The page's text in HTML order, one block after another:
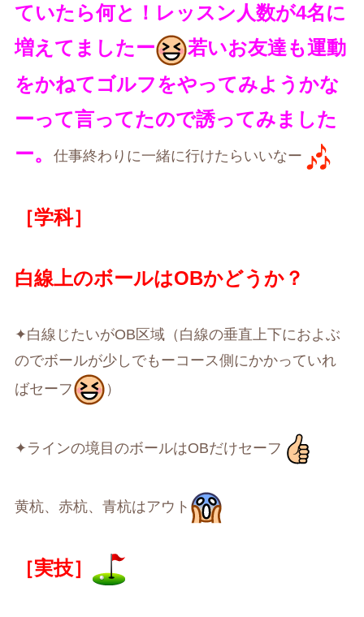
ていたら何と！レッスン人数が4名に
増えてましたー
若いお友達も運動
をかねてゴルフをやってみようかな
ーって言ってたので誘ってみました
ー。
仕事終わりに一緒に行けたらいいなー
［学科］
白線上のボールはOBかどうか？
✦白線じたいがOB区域（白線の垂直上下におよぶ
のでボールが少しでもーコース側にかかっていれ
ばセーフ
）
✦ラインの境目のボールはOBだけセーフ
黄杭、赤杭、青杭はアウト
［実技］